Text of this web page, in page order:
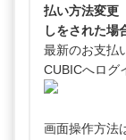
払い方法変更
しをされた場
最新のお支払
CUBICへログ
画面操作方法